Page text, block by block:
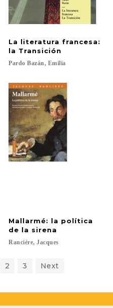
La literatura francesa:
la Transición
Pardo Bazán, Emilia
Mallarmé: la política
de la sirena
Ranciére, Jacques
2 3 Next